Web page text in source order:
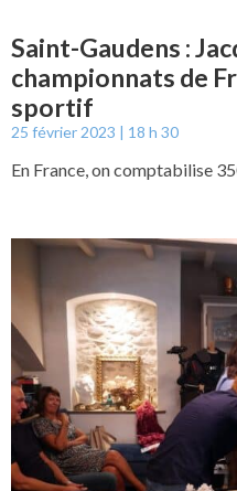
Saint-Gaudens :
championnats de
sportif
25 février 2023 18 h 30
En France, on comptabilise